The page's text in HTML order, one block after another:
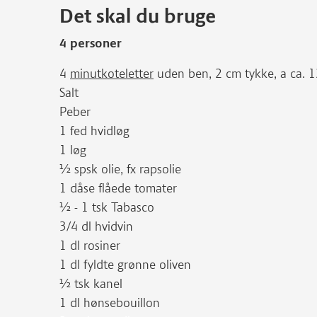
Det skal du bruge
4 personer
4 minutkoteletter uden ben, 2 cm tykke, a ca.
Salt
Peber
1 fed hvidløg
1 løg
½ spsk olie, fx rapsolie
1 dåse flåede tomater
½ - 1 tsk Tabasco
3/4 dl hvidvin
1 dl rosiner
1 dl fyldte grønne oliven
½ tsk kanel
1 dl hønsebouillon